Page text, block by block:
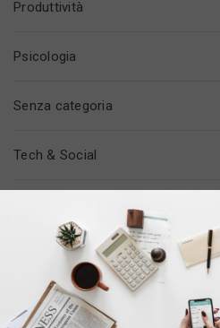
Produttività
Psicologia
Senza categoria
Tech & Social
Trovare Lavoro
Vita In Ufficio